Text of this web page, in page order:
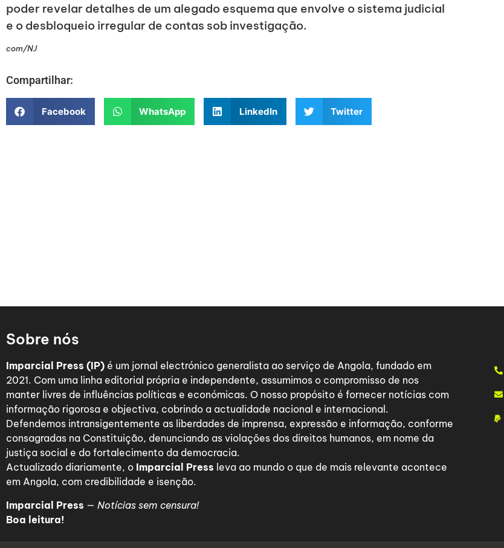
poder revelar detalhes de um alegado esquema que envolve o sistema judicial
e o desbloqueio irregular de contas sob investigação.
com/NJ
Compartilhar:
Facebook WhatsApp LinkedIn Twitter
Sobre nós
Imparcial Press (IP) é um jornal electrónico generalista ao serviço de Angola, fundado em
2021. Com uma linha editorial própria e independente, assumimos o compromisso de nos
manter livres de influências políticas e económicas. O nosso propósito é fornecer notícias com
informação rigorosa e objectiva, cobrindo a actualidade nacional e internacional.
Defendemos intransigentemente as liberdades de imprensa, expressão e informação, conforme
consagradas na Constituição, denunciando as violações dos direitos humanos, em nome da
justiça social e do fortalecimento da democracia.
Actualizado diariamente, o Imparcial Press leva ao mundo o que de mais relevante acontece
em Angola, com credibilidade e isenção.
Imparcial Press — Notícias sem censura!
Boa leitura!